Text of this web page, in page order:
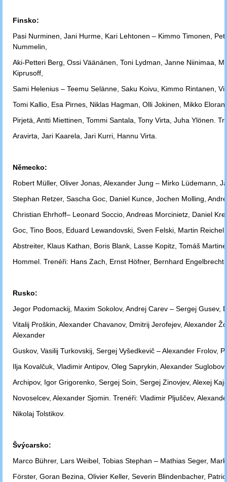
Finsko:
Pasi Nurminen, Jani Hurme, Kari Lehtonen – Kimmo Timonen,
Nummelin,
Aki-Petteri Berg, Ossi Väänänen, Toni Lydman, Janne Niinimaa,
Kiprusoff,
Sami Helenius – Teemu Selänne, Saku Koivu, Kimmo Rintanen,
Tomi Kallio, Esa Pirnes, Niklas Hagman, Olli Jokinen, Mikko
Pirjetä, Antti Miettinen, Tommi Santala, Tony Virta, Juha Ylönen.
Aravirta, Jari Kaarela, Jari Kurri, Hannu Virta.
Německo:
Robert Müller, Oliver Jonas, Alexander Jung – Mirko Lüdemann,
Stephan Retzer, Sascha Goc, Daniel Kunce, Jochen Molling,
Christian Ehrhoff– Leonard Soccio, Andreas Morcinietz, Daniel
Goc, Tino Boos, Eduard Lewandovski, Sven Felski, Martin
Abstreiter, Klaus Kathan, Boris Blank, Lasse Kopitz, Tomáš
Hommel. Trenéři: Hans Zach, Ernst Höfner, Bernhard Engelbrecht.
Rusko:
Jegor Podomackij, Maxim Sokolov, Andrej Carev – Sergej Gusev,
Vitalij Proškin, Alexander Chavanov, Dmitrij Jerofejev, Alexander
Alexander
Guskov, Vasilij Turkovskij, Sergej Vyšedkevič – Alexander Frolov,
Ilja Kovalčuk, Vladimir Antipov, Oleg Saprykin, Alexander
Archipov, Igor Grigorenko, Sergej Soin, Sergej Zinovjev, Alexej
Novoselcev, Alexander Sjomin. Trenéři: Vladimir Pljuščev,
Nikolaj Tolstikov.
Švýcarsko:
Marco Bührer, Lars Weibel, Tobias Stephan – Mathias Seger,
Förster, Goran Bezina, Olivier Keller, Severin Blindenbacher,